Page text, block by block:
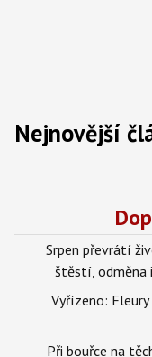
Nejnovější
Srpen převrátí
štěstí, odměna
Vyřízeno:
Při bouřce na